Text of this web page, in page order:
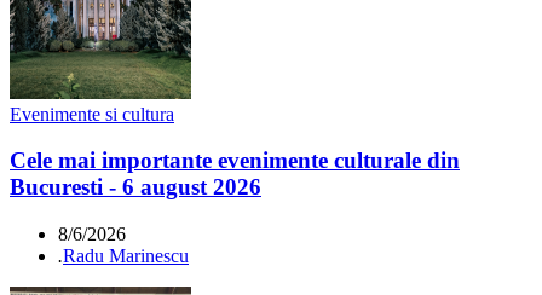
Evenimente si cultura
Cele mai importante evenimente culturale din
Bucuresti - 6 august 2026
8/6/2026
.Radu Marinescu